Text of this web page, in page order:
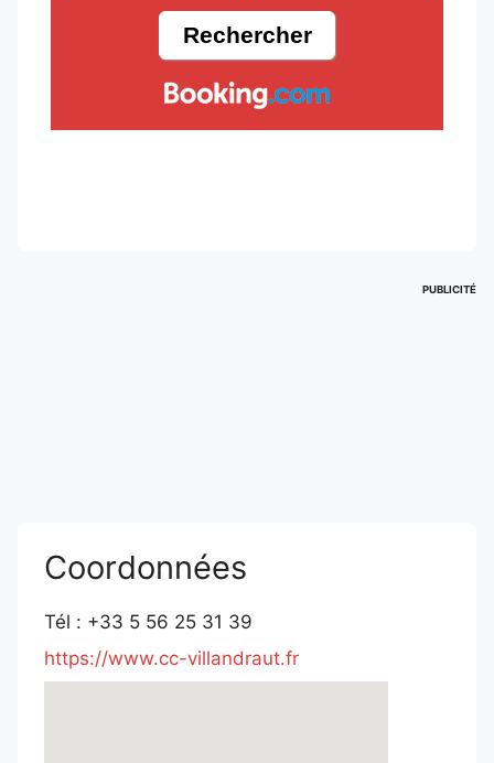
PUBLICITÉ
Coordonnées
Tél : +33 5 56 25 31 39
https://www.cc-villandraut.fr